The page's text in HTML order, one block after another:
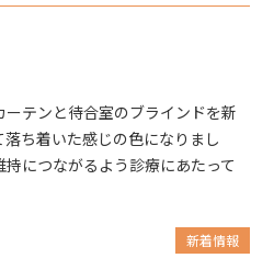
あるご質問
テンと待合室のブラインドを新
ち着いた感じの色になりまし
につながるよう診療にあたって
新着情報